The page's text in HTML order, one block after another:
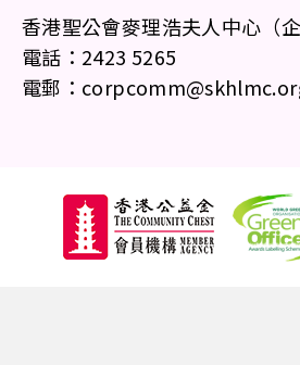
香港聖公會麥理浩夫人中心（企
電話：2423 5265
電郵：